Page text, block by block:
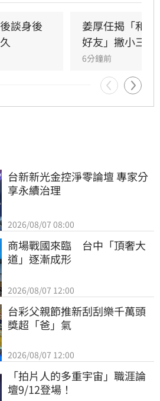
慮，且其自稱三歲即認定對
矛盾。吳睿穎直言，這段戀
奇，已完全超出玄學範疇，
動機的廣泛討論，這段戀情
圈備受矚目的焦點話題。
談身後
姜厚任揭「和
好友」撇小三傳
6分鐘前
台新新光金控淨零論壇 專家分
享永續治理
2026/08/07 08:00
商場戰國來臨　台中「頂奢大
道」逐漸成形
2026/08/07 12:00
台彩父親節推新刮刮樂千萬頭
獎超「爸」氣
2026/08/07 12:00
「拍片人的多重宇宙」職涯論
壇9/12登場！